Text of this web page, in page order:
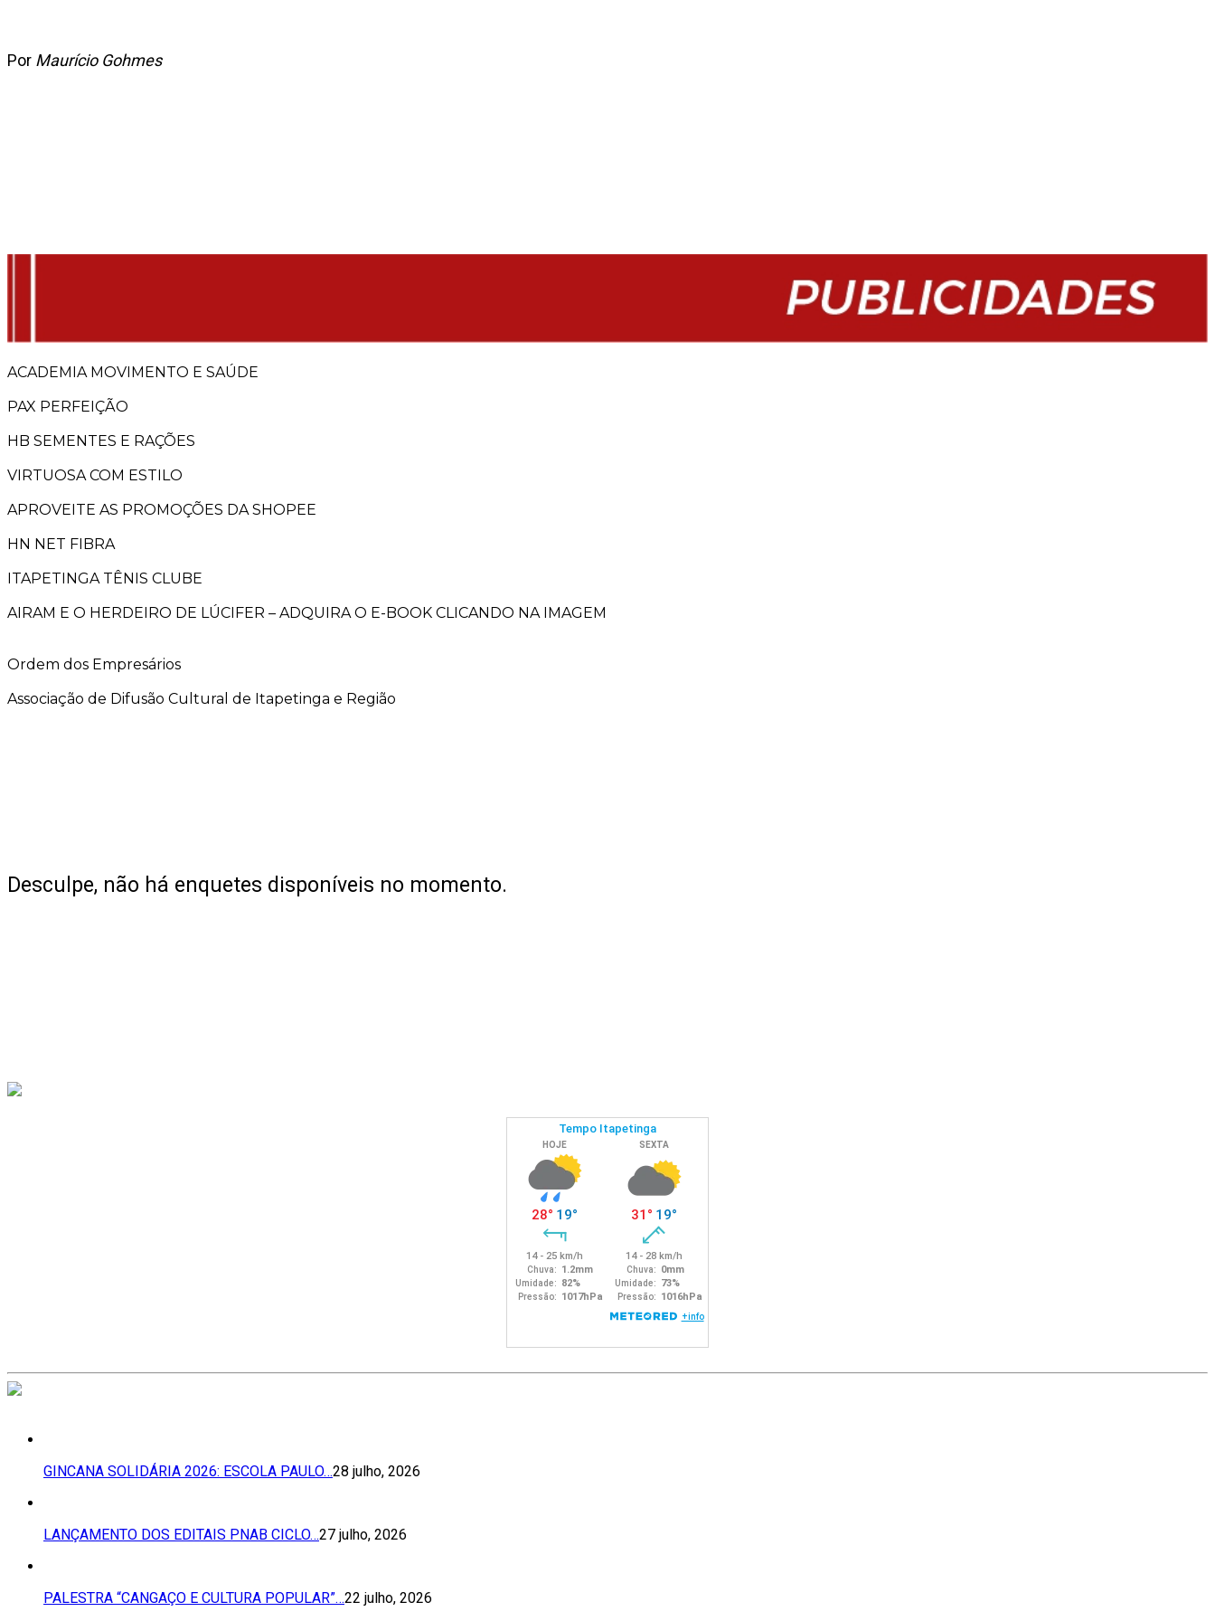
Por Maurício Gohmes
ACADEMIA MOVIMENTO E SAÚDE
PAX PERFEIÇÃO
HB SEMENTES E RAÇÕES
VIRTUOSA COM ESTILO
APROVEITE AS PROMOÇÕES DA SHOPEE
HN NET FIBRA
ITAPETINGA TÊNIS CLUBE
AIRAM E O HERDEIRO DE LÚCIFER – ADQUIRA O E-BOOK CLICANDO NA IMAGEM
Ordem dos Empresários
Associação de Difusão Cultural de Itapetinga e Região
Desculpe, não há enquetes disponíveis no momento.
GINCANA SOLIDÁRIA 2026: ESCOLA PAULO…28 julho, 2026
LANÇAMENTO DOS EDITAIS PNAB CICLO…27 julho, 2026
PALESTRA “CANGAÇO E CULTURA POPULAR”…22 julho, 2026